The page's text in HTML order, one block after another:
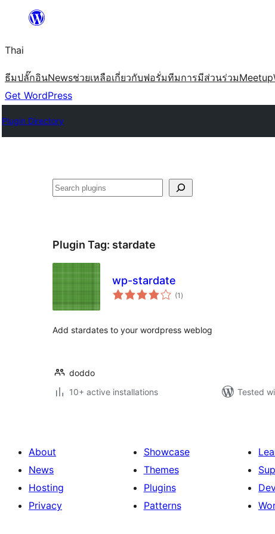
ยัง
เนื้อหา
Thai
ธีมปลั๊กอินNewsช่วยเหลือเกี่ยวกับฟอรั่มทีมการมีส่วนร่วมMeetup
Get WordPress
Plugin Directory
ค้นหา
Plugin Tag: stardate
wp-stardate
(1 total
ratings
)
Add stardates to your wordpress weblog
doddo
10+ active installations
Tested
About
News
Hosting
Privacy
Showcase
Themes
Plugins
Patterns